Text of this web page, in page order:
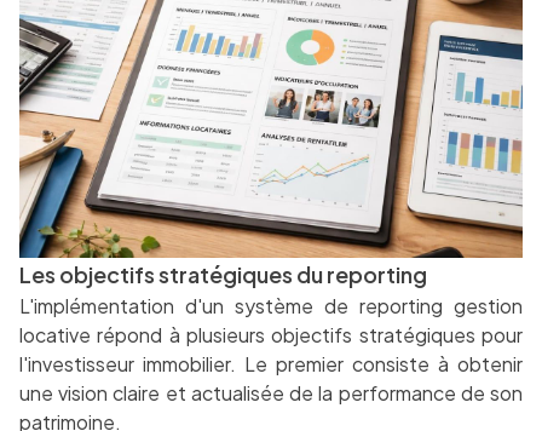
Les objectifs stratégiques du reporting
L'implémentation d'un système de reporting gestion
locative répond à plusieurs objectifs stratégiques pour
l'investisseur immobilier. Le premier consiste à obtenir
une vision claire et actualisée de la performance de son
patrimoine.